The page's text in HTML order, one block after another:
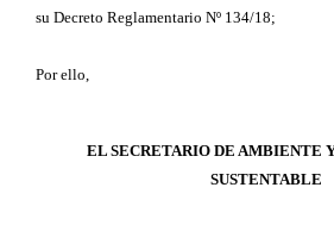
su Decreto Reglamentario Nº 134/18;
Por ello,
EL SECRETARIO DE AMBIENTE
SUSTENTABLE